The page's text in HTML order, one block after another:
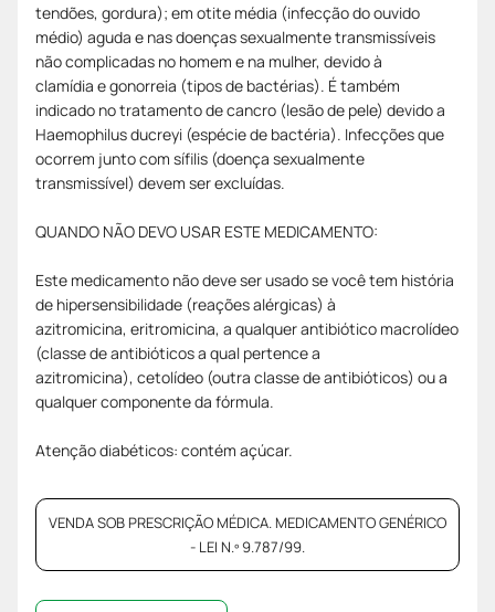
tendões, gordura); em otite média (infecção do ouvido
médio) aguda e nas doenças sexualmente transmissíveis
não complicadas no homem e na mulher, devido à
clamídia e gonorreia (tipos de bactérias). É também
indicado no tratamento de cancro (lesão de pele) devido a
Haemophilus ducreyi (espécie de bactéria). Infecções que
ocorrem junto com sífilis (doença sexualmente
transmissível) devem ser excluídas.
QUANDO NÃO DEVO USAR ESTE MEDICAMENTO:
Este medicamento não deve ser usado se você tem história
de hipersensibilidade (reações alérgicas) à
azitromicina, eritromicina, a qualquer antibiótico macrolídeo
(classe de antibióticos a qual pertence a
azitromicina), cetolídeo (outra classe de antibióticos) ou a
qualquer componente da fórmula.
Atenção diabéticos: contém açúcar.
VENDA SOB PRESCRIÇÃO MÉDICA. MEDICAMENTO GENÉRICO
- LEI N.º 9.787/99.